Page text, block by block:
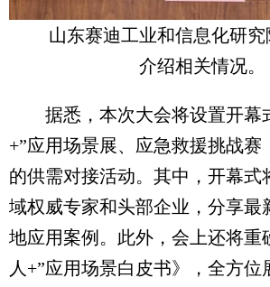
山东赛迪工业和信息化研
介绍相关情况。
据悉，本次大会将设置开幕
+”应用场景展、应急救援挑战赛
的供需对接活动。其中，开幕式
域权威专家和头部企业，分享最
地应用案例。此外，会上还将重
人+”应用场景白皮书》，全方位